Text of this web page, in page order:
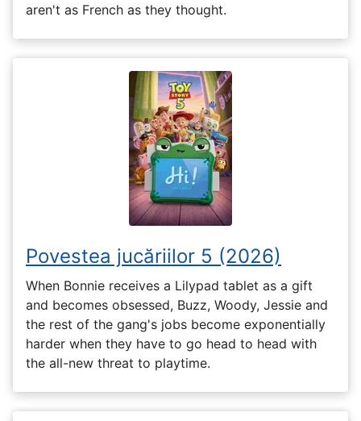
aren't as French as they thought.
Povestea jucăriilor 5 (2026)
When Bonnie receives a Lilypad tablet as a gift
and becomes obsessed, Buzz, Woody, Jessie and
the rest of the gang's jobs become exponentially
harder when they have to go head to head with
the all-new threat to playtime.